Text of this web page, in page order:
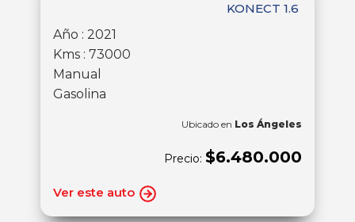
KONECT 1.6
Año : 2021
Kms : 73000
Manual
Gasolina
Ubicado en Los Ángeles
Precio: $6.480.000
Ver este auto